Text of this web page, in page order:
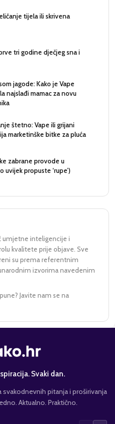
tijela ili skrivena
tri godine dječjeg sna i
jagode: Kako je Vape
najslađi mamac za novu
štetno: Vape ili grijani
marketinške bitke za pluća
zabrane provode u
uvijek propuste ‘rupe’)
umjetne inteligencije i
kvalitete prije objave. Sve
su prema referentnim
izvorima navedenim
Javite nam se na
Svaki dan.
pitanja i proširivanja
Aktualno. Praktično.